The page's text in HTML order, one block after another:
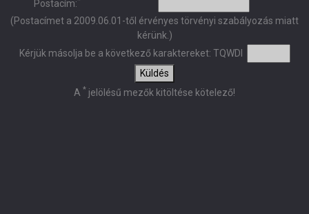
Postacím:
(Postacímet a 2009.06.01-től érvényes törvényi szabályozás miatt
kérünk.)
Kérjük másolja be a következő karaktereket: TQWDI
Küldés
A * jelölésű mezők kitöltése kötelező!